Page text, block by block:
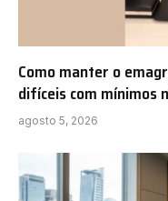
Como manter o
difíceis com mínimos
agosto 5, 2026